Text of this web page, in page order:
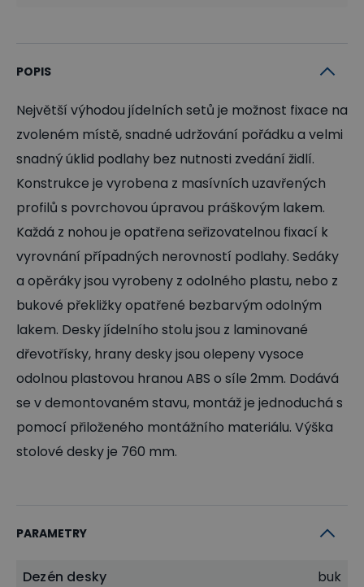
POPIS
Největší výhodou jídelních setů je možnost fixace na
zvoleném místě, snadné udržování pořádku a velmi
snadný úklid podlahy bez nutnosti zvedání židlí.
Konstrukce je vyrobena z masívních uzavřených
profilů s povrchovou úpravou práškovým lakem.
Každá z nohou je opatřena seřizovatelnou fixací k
vyrovnání případných nerovností podlahy. Sedáky
a opěráky jsou vyrobeny z odolného plastu, nebo z
bukové překližky opatřené bezbarvým odolným
lakem. Desky jídelního stolu jsou z laminované
dřevotřísky, hrany desky jsou olepeny vysoce
odolnou plastovou hranou ABS o síle 2mm. Dodává
se v demontovaném stavu, montáž je jednoduchá s
pomocí přiloženého montážního materiálu. Výška
stolové desky je 760 mm.
PARAMETRY
Dezén desky
buk